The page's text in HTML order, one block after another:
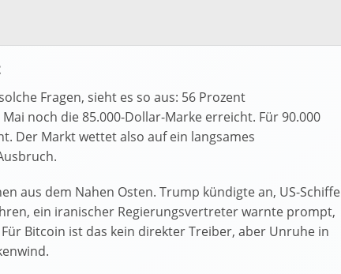
Fragen, sieht es so aus: 56 Prozent
noch die 85.000-Dollar-Marke erreicht. Für 90.000
Der Markt wettet also auf ein langsames
aus dem Nahen Osten. Trump kündigte an, US-Schiffe
ein iranischer Regierungsvertreter warnte prompt,
Bitcoin ist das kein direkter Treiber, aber Unruhe in